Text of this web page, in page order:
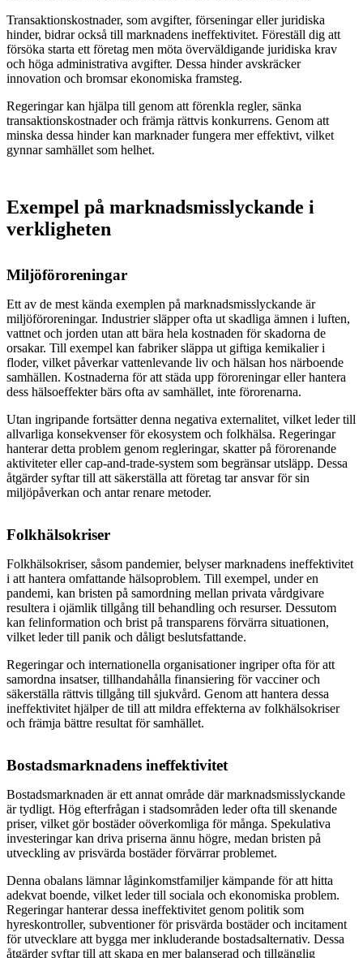
Transaktionskostnader, som avgifter, förseningar eller juridiska
hinder, bidrar också till marknadens ineffektivitet. Föreställ dig att
försöka starta ett företag men möta överväldigande juridiska krav
och höga administrativa avgifter. Dessa hinder avskräcker
innovation och bromsar ekonomiska framsteg.
Regeringar kan hjälpa till genom att förenkla regler, sänka
transaktionskostnader och främja rättvis konkurrens. Genom att
minska dessa hinder kan marknader fungera mer effektivt, vilket
gynnar samhället som helhet.
Exempel på marknadsmisslyckande i
verkligheten
Miljöföroreningar
Ett av de mest kända exemplen på marknadsmisslyckande är
miljöföroreningar. Industrier släpper ofta ut skadliga ämnen i luften,
vattnet och jorden utan att bära hela kostnaden för skadorna de
orsakar. Till exempel kan fabriker släppa ut giftiga kemikalier i
floder, vilket påverkar vattenlevande liv och hälsan hos närboende
samhällen. Kostnaderna för att städa upp föroreningar eller hantera
dess hälsoeffekter bärs ofta av samhället, inte förorenarna.
Utan ingripande fortsätter denna negativa externalitet, vilket leder till
allvarliga konsekvenser för ekosystem och folkhälsa. Regeringar
hanterar detta problem genom regleringar, skatter på förorenande
aktiviteter eller cap-and-trade-system som begränsar utsläpp. Dessa
åtgärder syftar till att säkerställa att företag tar ansvar för sin
miljöpåverkan och antar renare metoder.
Folkhälsokriser
Folkhälsokriser, såsom pandemier, belyser marknadens ineffektivitet
i att hantera omfattande hälsoproblem. Till exempel, under en
pandemi, kan bristen på samordning mellan privata vårdgivare
resultera i ojämlik tillgång till behandling och resurser. Dessutom
kan felinformation och brist på transparens förvärra situationen,
vilket leder till panik och dåligt beslutsfattande.
Regeringar och internationella organisationer ingriper ofta för att
samordna insatser, tillhandahålla finansiering för vacciner och
säkerställa rättvis tillgång till sjukvård. Genom att hantera dessa
ineffektivitet hjälper de till att mildra effekterna av folkhälsokriser
och främja bättre resultat för samhället.
Bostadsmarknadens ineffektivitet
Bostadsmarknaden är ett annat område där marknadsmisslyckande
är tydligt. Hög efterfrågan i stadsområden leder ofta till skenande
priser, vilket gör bostäder oöverkomliga för många. Spekulativa
investeringar kan driva priserna ännu högre, medan bristen på
utveckling av prisvärda bostäder förvärrar problemet.
Denna obalans lämnar låginkomstfamiljer kämpande för att hitta
adekvat boende, vilket leder till sociala och ekonomiska problem.
Regeringar hanterar dessa ineffektivitet genom politik som
hyreskontroller, subventioner för prisvärda bostäder och incitament
för utvecklare att bygga mer inkluderande bostadsalternativ. Dessa
åtgärder syftar till att skapa en mer balanserad och tillgänglig